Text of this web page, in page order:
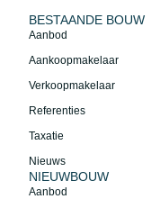
BESTAANDE BOUW
Aanbod
Aankoopmakelaar
Verkoopmakelaar
Referenties
Taxatie
Nieuws
NIEUWBOUW
Aanbod